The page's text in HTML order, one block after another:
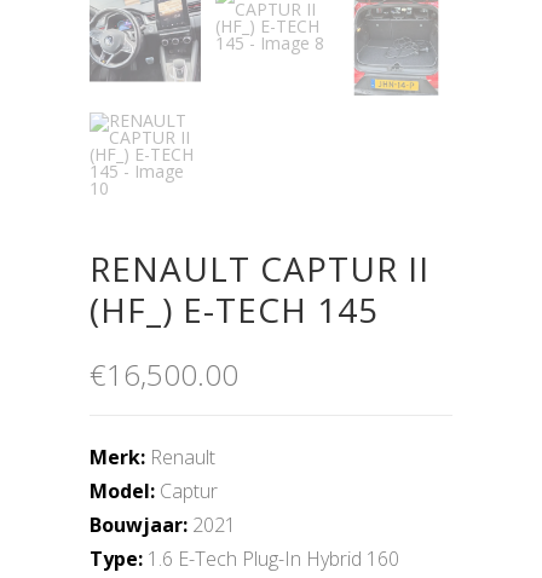
RENAULT CAPTUR II
(HF_) E-TECH 145
€16,500.00
Merk: Renault
Model: Captur
Bouwjaar: 2021
Type: 1.6 E-Tech Plug-In Hybrid 160